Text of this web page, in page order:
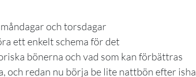
och torsdagar
ett enkelt schema för det
bönerna och vad som kan förbättras
redan nu börja be lite nattbön efter isha